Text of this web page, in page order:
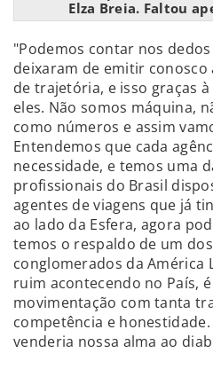
Elza Breia. Faltou
"Podemos contar nos
deixaram de emitir conosco
de trajetória, e isso graças
eles. Não somos máquina,
como números e assim
Entendemos que cada
necessidade, e temos uma
profissionais do Brasil
agentes de viagens que já
ao lado da Esfera, agora
temos o respaldo de um
conglomerados da América
ruim acontecendo no País,
movimentação com tanta
competência e
venderia nossa alma ao